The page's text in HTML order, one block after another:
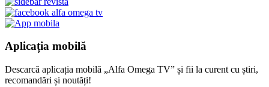
Aplicația mobilă
Descarcă aplicația mobilă „Alfa Omega TV” și fii la curent cu știri,
recomandări și noutăți!